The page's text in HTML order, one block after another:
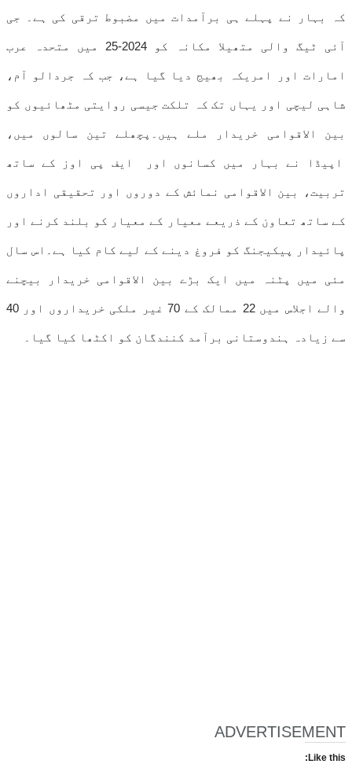
کہ بہار نے پہلے ہی برآمدات میں مضبوط ترقی کی ہے۔ جی
آئی ٹیگ والی متھیلا مکانہ کو 2024-25 میں متحدہ عرب
امارات اور امریکہ بھیج دیا گیا ہے، جب کہ جردالو آم،
شاہی لیچی اور یہاں تک کہ تلکت جیسی روایتی مٹھائیوں کو
بین الاقوامی خریدار ملے ہیں۔پچھلے تین سالوں میں،
اپیڈا نے بہار میں کسانوں اور ایف پی اوز کے ساتھ
تربیت، بین الاقوامی نمائش کے دوروں اور تحقیقی اداروں
کے ساتھ تعاون کے ذریعے معیار کے معیار کو بلند کرنے اور
پائیدار پیکیجنگ کو فروغ دینے کے لیے کام کیا ہے۔اس سال
مئی میں پٹنہ میں ایک بڑے بین الاقوامی خریدار بیچنے
والے اجلاس میں 22 ممالک کے 70 غیر ملکی خریداروں اور 40
سے زیادہ ہندوستانی برآمد کنندگان کو اکٹھا کیا گیا۔
ADVERTISEMENT
Like this: